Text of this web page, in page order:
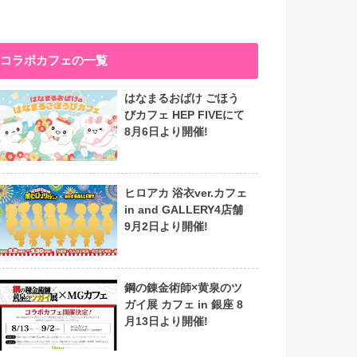
コラボカフェの一覧
はなまるおばけ ごほう
びカフェ HEP FIVEにて
8月6日より開催!
ヒロアカ 浴衣ver.カフェ
in and GALLERY4店舗
9月2日より開催!
鋼の錬金術師×黄泉のツ
ガイ展 カフェ in 銀座 8
月13日より開催!